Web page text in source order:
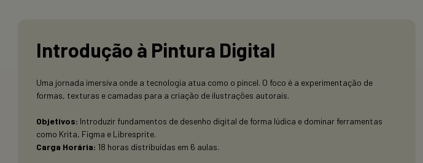
Introdução à Pintura Digital
Uma jornada imersiva onde a tecnologia atua como o pincel. O foco é a experimentação de
formas, texturas e camadas para a criação de ilustrações autorais.
Objetivos: Introduzir fundamentos de desenho digital de forma lúdica e dominar ferramentas
como Krita, Figma e Libresprite.
Carga Horária: 18 horas distribuídas em 6 aulas.